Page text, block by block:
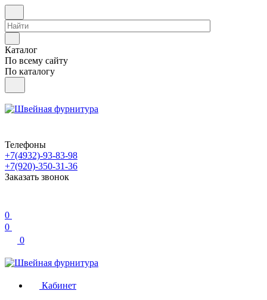
Каталог
По всему сайту
По каталогу
Телефоны
+7(4932)-93-83-98
+7(920)-350-31-36
Заказать звонок
0
0
0
Кабинет